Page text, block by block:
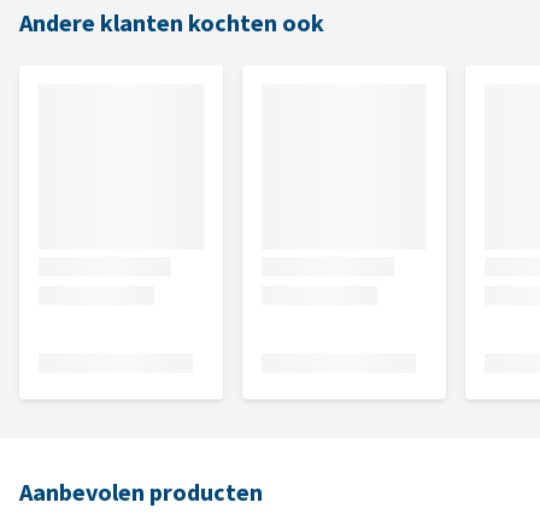
Andere klanten kochten ook
Aanbevolen producten